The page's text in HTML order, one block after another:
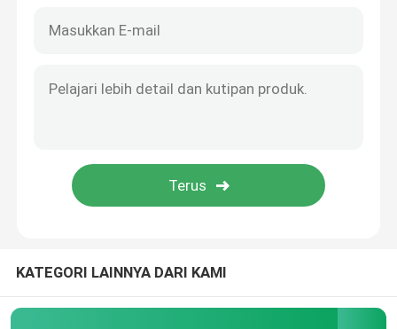
KATEGORI LAINNYA DARI KAMI